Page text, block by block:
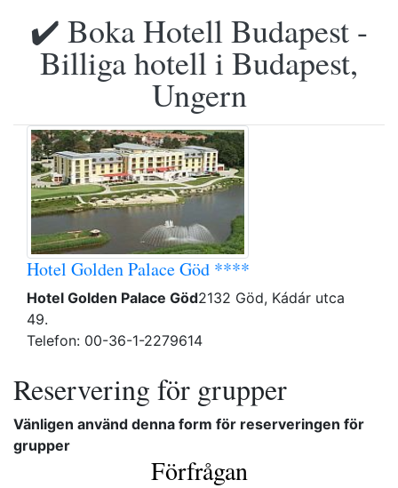
✔️ Boka Hotell Budapest -
Billiga hotell i Budapest,
Ungern
Hotel Golden Palace Göd ****
Hotel Golden Palace Göd2132 Göd, Kádár utca
49.
Telefon: 00-36-1-2279614
Reservering för grupper
Vänligen använd denna form för reserveringen för
grupper
Förfrågan